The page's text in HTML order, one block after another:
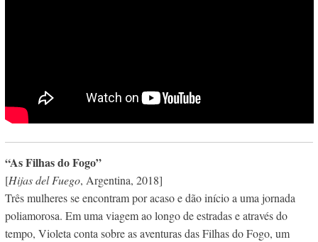
“As Filhas do Fogo”
[Hijas del Fuego, Argentina, 2018]
Três mulheres se encontram por acaso e dão início a uma jornada
poliamorosa. Em uma viagem ao longo de estradas e através do
tempo, Violeta conta sobre as aventuras das Filhas do Fogo, um